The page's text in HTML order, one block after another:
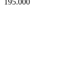
195.000